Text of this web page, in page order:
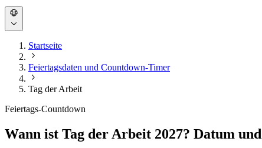
Startseite
Feiertagsdaten und Countdown-Timer
Tag der Arbeit
Feiertags-Countdown
Wann ist Tag der Arbeit 2027? Datum